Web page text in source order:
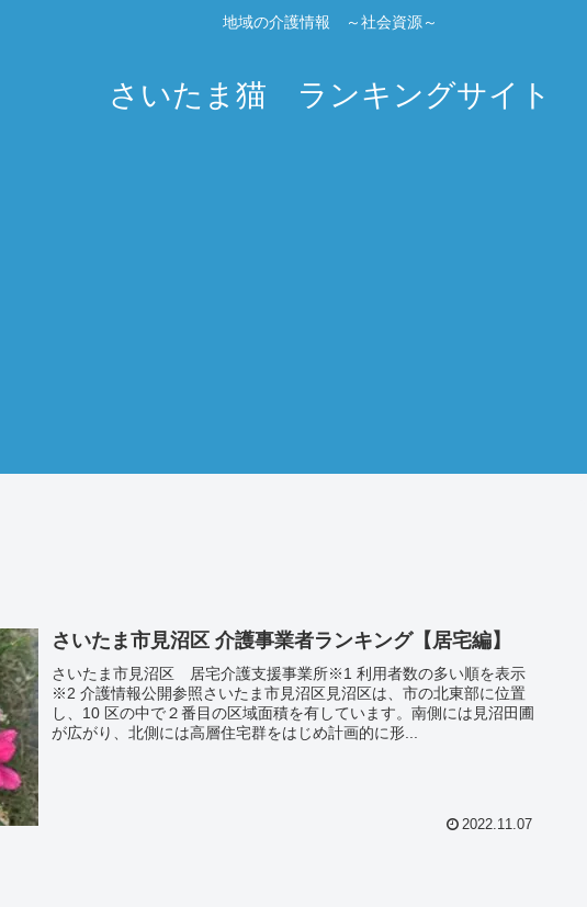
地域の介護情報 ～社会資源～
さいたま猫 ランキングサイト
さいたま市見沼区 介護事業者ランキング【居宅編】
さいたま市見沼区 居宅介護支援事業所※1 利用者数の多い順を表示
※2 介護情報公開参照さいたま市見沼区見沼区は、市の北東部に位置
し、10 区の中で２番目の区域面積を有しています。南側には見沼田圃
が広がり、北側には高層住宅群をはじめ計画的に形...
2022.11.07